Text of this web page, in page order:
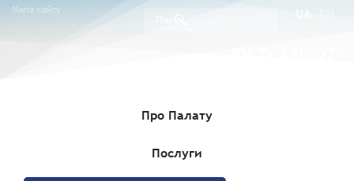
Мапа сайту
Про Палату
Послуги